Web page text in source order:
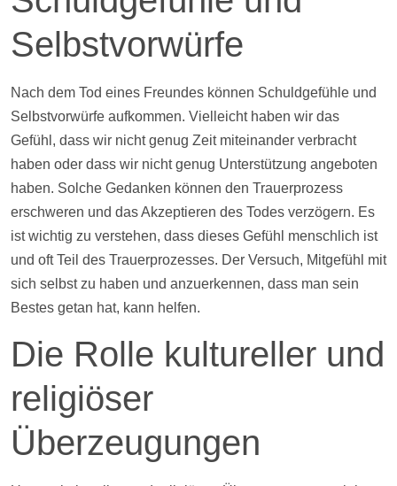
Selbstvorwürfe
Nach dem Tod eines Freundes können Schuldgefühle und
Selbstvorwürfe aufkommen. Vielleicht haben wir das
Gefühl, dass wir nicht genug Zeit miteinander verbracht
haben oder dass wir nicht genug Unterstützung angeboten
haben. Solche Gedanken können den Trauerprozess
erschweren und das Akzeptieren des Todes verzögern. Es
ist wichtig zu verstehen, dass dieses Gefühl menschlich ist
und oft Teil des Trauerprozesses. Der Versuch, Mitgefühl mit
sich selbst zu haben und anzuerkennen, dass man sein
Bestes getan hat, kann helfen.
Die Rolle kultureller und
religiöser
Überzeugungen